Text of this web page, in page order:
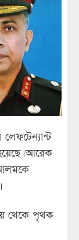
লেফটেন্যান্ট
আরেক
থেকে পৃথক